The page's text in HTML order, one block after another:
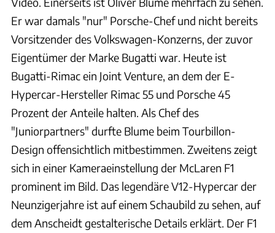
Er war damals "nur" Porsche-Chef und nicht bereits
Vorsitzender des Volkswagen-Konzerns, der zuvor
Eigentümer der Marke Bugatti war. Heute ist
Bugatti-Rimac ein Joint Venture, an dem der E-
Hypercar-Hersteller Rimac 55 und Porsche 45
Prozent der Anteile halten. Als Chef des
"Juniorpartners" durfte Blume beim Tourbillon-
Design offensichtlich mitbestimmen. Zweitens zeigt
sich in einer Kameraeinstellung der McLaren F1
prominent im Bild. Das legendäre V12-Hypercar der
Neunzigerjahre ist auf einem Schaubild zu sehen, auf
dem Anscheidt gestalterische Details erklärt. Der F1